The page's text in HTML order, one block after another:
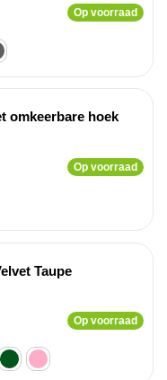
Op voorraad
omkeerbare hoek
Op voorraad
Taupe
Op voorraad